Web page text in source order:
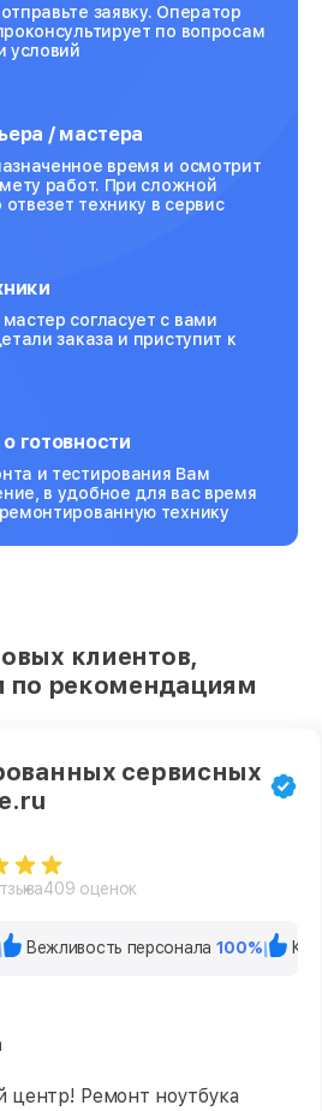
заявку. Оператор
по вопросам
условий
/ мастера
время и осмотрит
работ. При сложной
технику в сервис
согласует с вами
заказа и приступит к
готовности
и тестирования Вам
в удобное для вас время
технику
клиентов,
по рекомендациям
сервисных
409 оценок
Вежливость персонала 100%
центр! Ремонт ноутбука